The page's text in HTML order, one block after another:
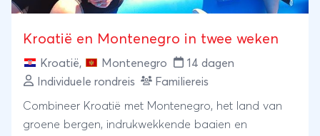
Kroatië en Montenegro in twee weken
Kroatië, Montenegro
14 dagen
Individuele rondreis
Familiereis
Combineer Kroatië met Montenegro, het land van
groene bergen, indrukwekkende baaien en